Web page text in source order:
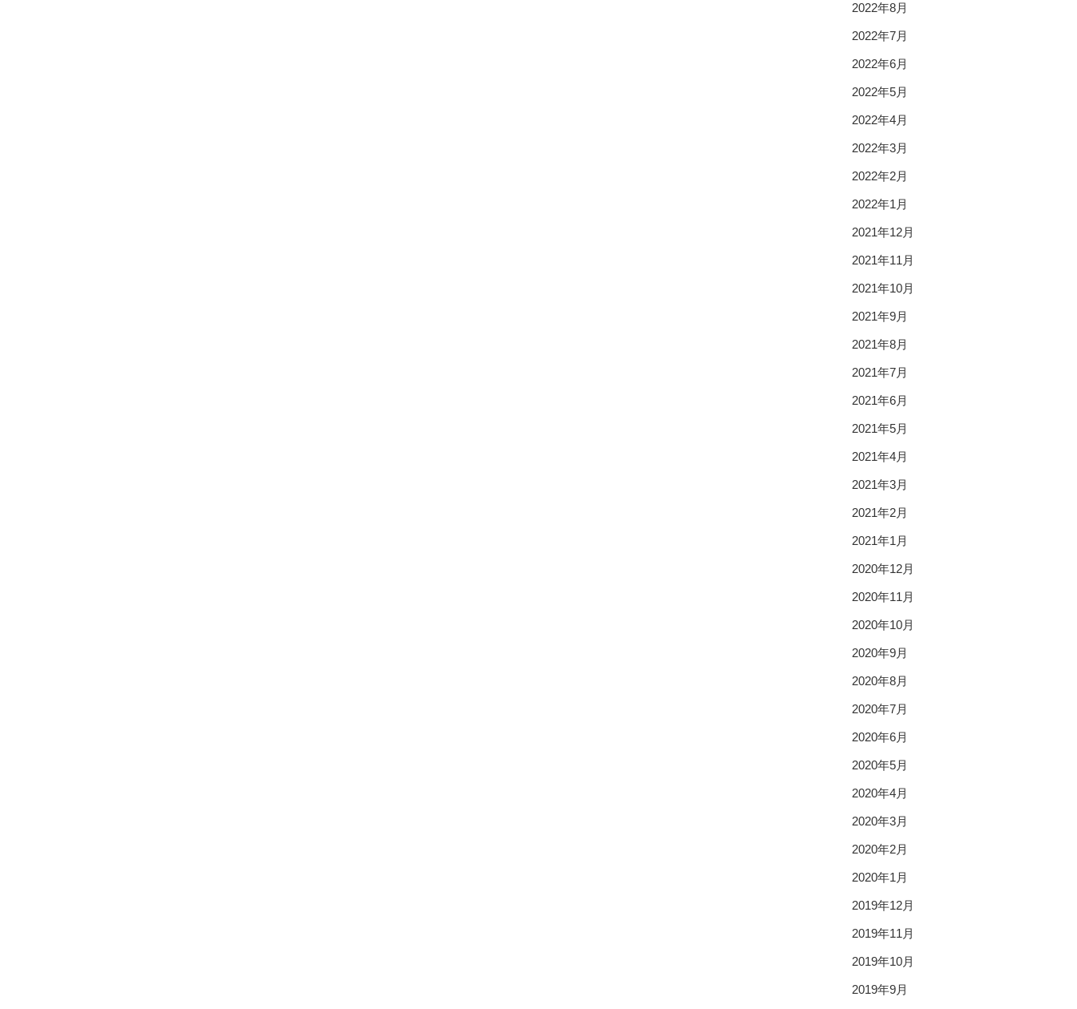
2022年8月
2022年7月
2022年6月
2022年5月
2022年4月
2022年3月
2022年2月
2022年1月
2021年12月
2021年11月
2021年10月
2021年9月
2021年8月
2021年7月
2021年6月
2021年5月
2021年4月
2021年3月
2021年2月
2021年1月
2020年12月
2020年11月
2020年10月
2020年9月
2020年8月
2020年7月
2020年6月
2020年5月
2020年4月
2020年3月
2020年2月
2020年1月
2019年12月
2019年11月
2019年10月
2019年9月